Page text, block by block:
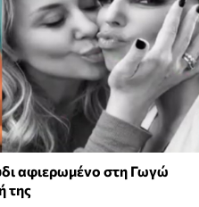
αφιερωμένο στη Γωγώ
της